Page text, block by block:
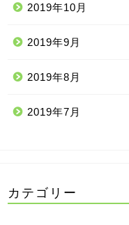
2019年10月
2019年9月
2019年8月
2019年7月
カテゴリー